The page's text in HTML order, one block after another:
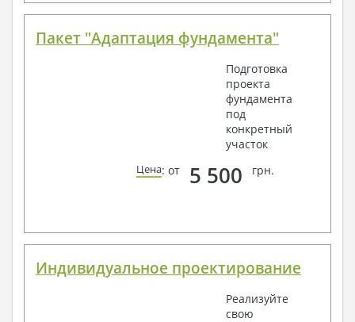
Пакет "Адаптация фундамента"
Подготовка
проекта
фундамента
под
конкретный
участок
Цена: от 5 500 грн.
Индивидуальное проектирование
Реализуйте
свою